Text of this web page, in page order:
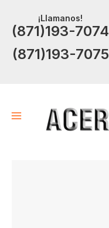
contenido
¡Llamanos!
(871)193-7074
(871)193-7075